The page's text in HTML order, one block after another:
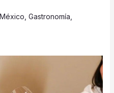
Gastronomía